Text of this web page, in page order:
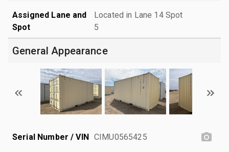
Assigned Lane and
Spot
Located in Lane 14 Spot
5
General Appearance
Serial Number / VIN CIMU0565425